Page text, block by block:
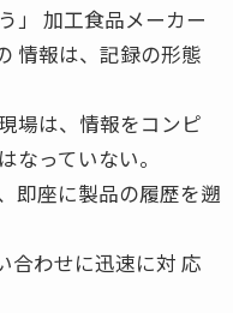
」 加工食品メーカー
情報は、記録の形態
場は、情報をコンピ
なっていない。
即座に製品の履歴を遡
合わせに迅速に対 応